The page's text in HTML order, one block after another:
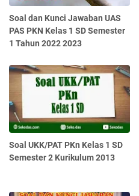
Soal dan Kunci Jawaban UAS
PAS PKN Kelas 1 SD Semester
1 Tahun 2022 2023
Soal UKK/PAT PKn Kelas 1 SD
Semester 2 Kurikulum 2013